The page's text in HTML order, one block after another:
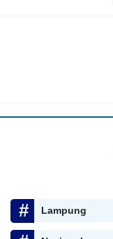
Lampung